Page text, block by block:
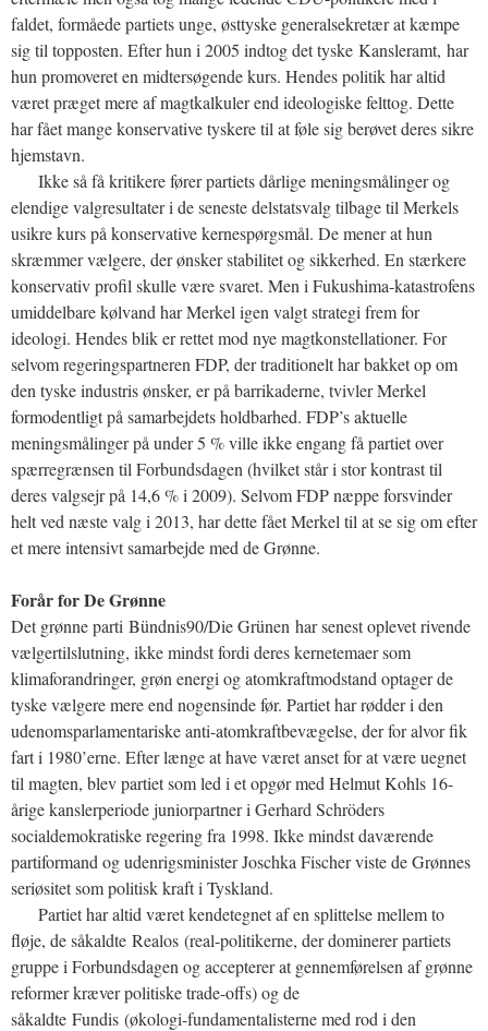
faldet, formåede partiets unge, østtyske generalsekretær at kæmpe
sig til topposten. Efter hun i 2005 indtog det tyske Kansleramt, har
hun promoveret en midtersøgende kurs. Hendes politik har altid
været præget mere af magtkalkuler end ideologiske felttog. Dette
har fået mange konservative tyskere til at føle sig berøvet deres sikre
hjemstavn.
Ikke så få kritikere fører partiets dårlige meningsmålinger og
elendige valgresultater i de seneste delstatsvalg tilbage til Merkels
usikre kurs på konservative kernespørgsmål. De mener at hun
skræmmer vælgere, der ønsker stabilitet og sikkerhed. En stærkere
konservativ profil skulle være svaret. Men i Fukushima-katastrofens
umiddelbare kølvand har Merkel igen valgt strategi frem for
ideologi. Hendes blik er rettet mod nye magtkonstellationer. For
selvom regeringspartneren FDP, der traditionelt har bakket op om
den tyske industris ønsker, er på barrikaderne, tvivler Merkel
formodentligt på samarbejdets holdbarhed. FDP’s aktuelle
meningsmålinger på under 5 % ville ikke engang få partiet over
spærregrænsen til Forbundsdagen (hvilket står i stor kontrast til
deres valgsejr på 14,6 % i 2009). Selvom FDP næppe forsvinder
helt ved næste valg i 2013, har dette fået Merkel til at se sig om efter
et mere intensivt samarbejde med de Grønne.
Forår for De Grønne
Det grønne parti Bündnis90/Die Grünen har senest oplevet rivende
vælgertilslutning, ikke mindst fordi deres kernetemaer som
klimaforandringer, grøn energi og atomkraftmodstand optager de
tyske vælgere mere end nogensinde før. Partiet har rødder i den
udenomsparlamentariske anti-atomkraftbevægelse, der for alvor fik
fart i 1980’erne. Efter længe at have været anset for at være uegnet
til magten, blev partiet som led i et opgør med Helmut Kohls 16-
årige kanslerperiode juniorpartner i Gerhard Schröders
socialdemokratiske regering fra 1998. Ikke mindst daværende
partiformand og udenrigsminister Joschka Fischer viste de Grønnes
seriøsitet som politisk kraft i Tyskland.
Partiet har altid været kendetegnet af en splittelse mellem to
fløje, de såkaldte Realos (real-politikerne, der dominerer partiets
gruppe i Forbundsdagen og accepterer at gennemførelsen af grønne
reformer kræver politiske trade-offs) og de
såkaldte Fundis (økologi-fundamentalisterne med rod i den